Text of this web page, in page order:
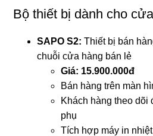
Bộ thiết bị dành cho
SAPO S2: Thiết bị bán
chuỗi cửa hàng bán lẻ
Giá: 15.900.000đ
Bán hàng trên màn
Khách hàng theo dõi
phụ
Tích hợp máy in